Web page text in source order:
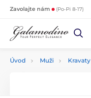
Zavolajte nám (Po-Pi 8-17)
Úvod Muži Kravaty